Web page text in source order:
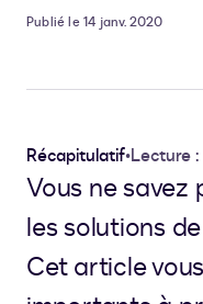
Publié le 14 janv. 2020
Récapitulatif•Lecture
Vous ne savez
les solutions
Cet article